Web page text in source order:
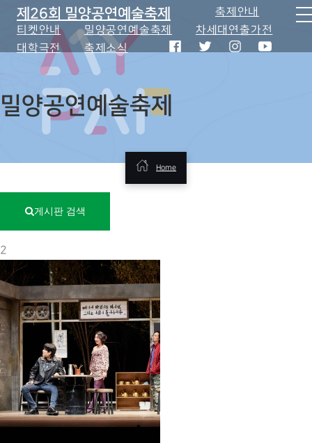
제26회 밀양공연예술축제
축제안내
티켓안내
밀양공연예술축제
차세대연출가전
대학극전
축제소식
밀양공연예술축제
Home
게시판 검색
2